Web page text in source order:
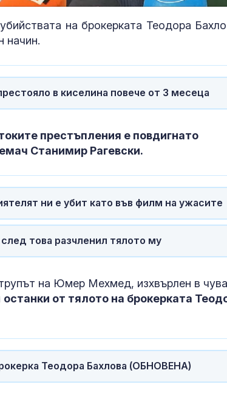
на брокерката Теодора
начин.
в киселина повече от 3 месеца
престъпления е повдигнато
Станимир Рагевски.
ни е убит като във филм на ужасите
това разчленил тялото му
на Юмер Мехмед, изхвърлен в
останки от тялото на брокерката
Теодора Бахлова (ОБНОВЕНА)
и МВР
среща
скандала в
има
ще посети
Идиопатична
белодробна
няма
лечение
показания и
противопоказания
активността
напреднала
Сухота в